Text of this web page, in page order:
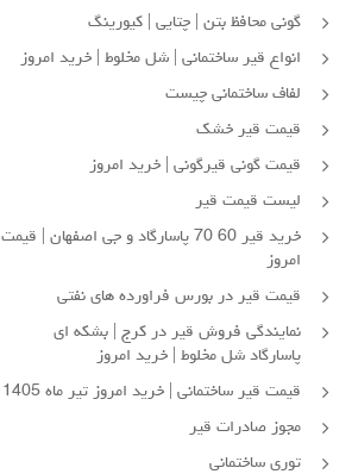
گونی محافظ بتن | چتایی | کیورینگ
انواع قیر ساختمانی | شل مخلوط | خرید امروز
لفاف ساختمانی چیست
قیمت قیر خشک
قیمت گونی قیرگونی | خرید امروز
لیست قیمت قیر
خرید قیر 60 70 پاسارگاد و جی اصفهان | قیمت
امروز
قیمت قیر در بورس فراورده های نفتی
نمایندگی فروش قیر در کرج | بشکه ای
پاسارگاد شل مخلوط | خرید امروز
قیمت قیر ساختمانی | خرید امروز تیر ماه 1405
مجوز صادرات قیر
توری ساختمانی